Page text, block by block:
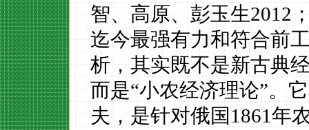
智、高原、彭玉生2012
迄今最强有力和符合前
析，其实既不是新古典
而是“小农经济理论”。
夫，是针对俄国1861年